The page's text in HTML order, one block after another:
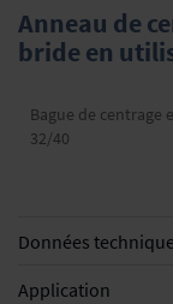
Anneau de
bride en
Bague de centrage
32/40
Données
Application